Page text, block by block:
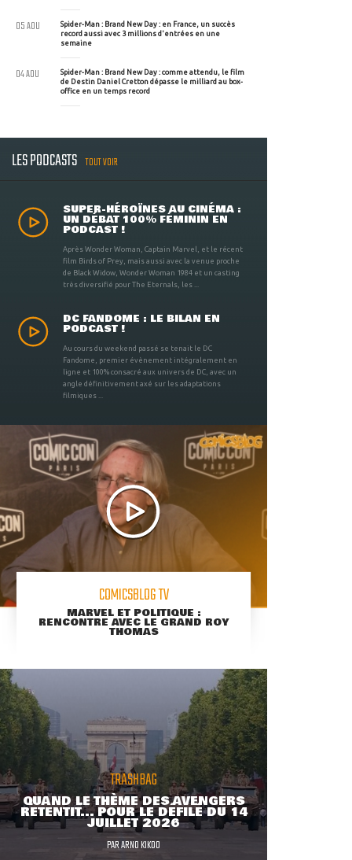
Spider-Man : Brand New Day : en France, un succès
record aussi avec 3 millions d'entrées en une
semaine
05 AOU
Spider-Man : Brand New Day : comme attendu, le film
de Destin Daniel Cretton dépasse le milliard au box-
office en un temps record
04 AOU
LES PODCASTS TOUT VOIR
SUPER-HÉROÏNES AU CINÉMA :
UN DÉBAT 100% FÉMININ EN
PODCAST !
Après Wonder Woman, Captain Marvel, et le récent
film Birds of Prey, mais aussi avec la venue proche
de Black Widow, Wonder Woman 1984 et un casting
très diversifié pour The Eternals, les ...
DC FANDOME : LE BILAN EN
PODCAST !
Au cours du weekend passé se tenait le DC
Fandome, premier évènement intégralement en
ligne et 100% consacré aux univers de DC, avec un
angle définitivement axé sur les adaptations
filmiques ...
COMICSBLOG TV
MARVEL ET POLITIQUE :
RENCONTRE AVEC LE GRAND ROY
THOMAS
TRASHBAG
QUAND LE THÈME DES AVENGERS
RETENTIT... POUR LE DÉFILÉ DU 14
JUILLET 2026
PARARNO KIKOO